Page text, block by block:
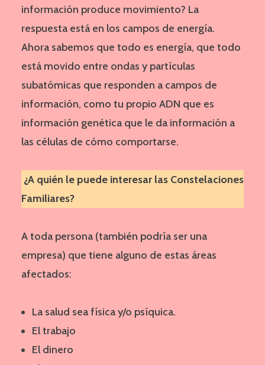
información produce movimiento? La
respuesta está en los campos de energía.
Ahora sabemos que todo es energía, que todo
está movido entre ondas y partículas
subatómicas que responden a campos de
información, como tu propio ADN que es
información genética que le da información a
las células de cómo comportarse.
¿A quién le puede interesar las Constelaciones
Familiares?
A toda persona (también podría ser una
empresa) que tiene alguno de estas áreas
afectados:
La salud sea física y/o psíquica.
El trabajo
El dinero